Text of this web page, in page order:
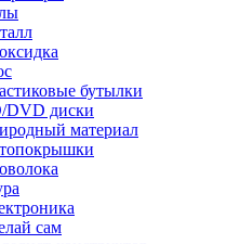
бутылки
DVD диски
материал
сам